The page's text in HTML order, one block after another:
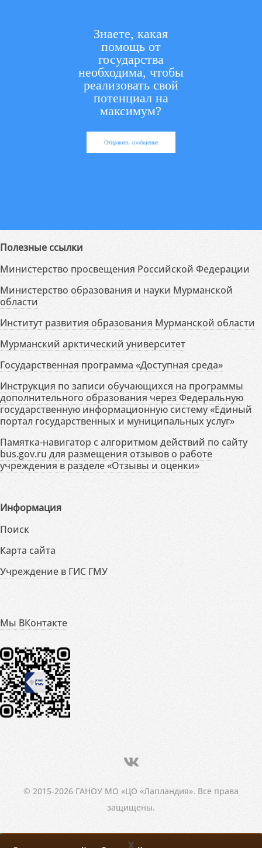
Знаете, какая
помощь от
государства
необходима, чтобы
реализовать свой
потенциал на
максимум?
Отправить сообщение
Полезные ссылки
Министерство просвещения Российской Федерации
Министерство образования и науки Мурманской
области
Институт развития образования Мурманской области
Мурманский арктический университет
Государственная программа «Доступная среда»
Инструкция по записи обучающихся на программы
дополнительного образования через Федеральную
государственную информационную систему «Единый
портал государственных и муниципальных услуг»
Памятка-навигатор с алгоритмом действий по сайту
bus.gov.ru для размещения отзывов о работе
учреждения в разделе «Отзывы и оценки»
Информация
Поиск
Карта сайта
Учреждение в ГИС ГМУ
Мы ВКонтакте
© 2015-2026 ГАНОУ МО «ЦО «Лапландия». Все права
защищены.